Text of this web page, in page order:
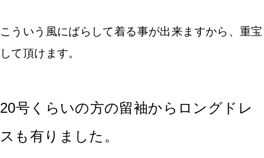
こういう風にばらして着る事が出来ますから、重宝
して頂けます。
20号くらいの方の留袖からロングドレ
スも有りました。